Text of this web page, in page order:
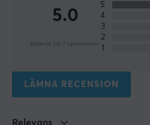
5.0
Baserat på 7 recensioner
5
4
3
2
1
LÄMNA RECENSION
Relevans